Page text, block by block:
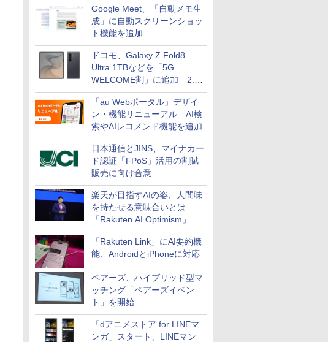
Google Meet、「自動メモ生
成」に自動スクリーンショッ
ト機能を追加
ドコモ、Galaxy Z Fold8
Ultra 1TBなどを「5G
WELCOME割」に追加 2.2
万円引き
「au Webポータル」デザイ
ン・機能リニューアル AI検
索やAIレコメンド機能を追加
日本通信とJINS、マイナカー
ド認証「FPoS」活用の割賦
販売に向け合意
楽天が目指すAIの姿、人間味
を持たせる意味合いとは
「Rakuten AI Optimism」三
木谷氏の基調講演
「Rakuten Link」にAI要約機
能、AndroidとiPhoneに対応
ペアーズ、ハイブリッド型マ
ッチング「ペアーズイベン
ト」を開始
「dアニメストア for LINEマ
ンガ」スタート、LINEマン